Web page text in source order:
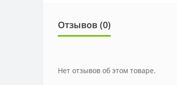
Отзывов (0)
Нет отзывов об этом товаре.